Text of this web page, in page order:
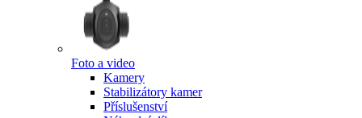
Foto a video
Kamery
Stabilizátory kamer
Příslušenství